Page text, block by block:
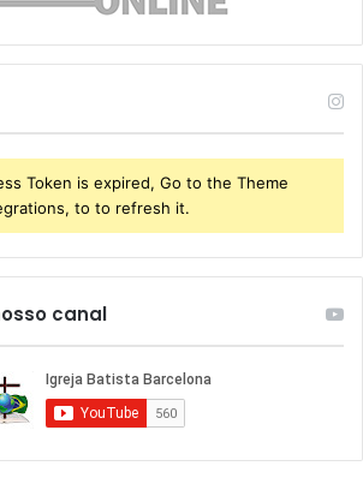
Token is expired, Go to the Theme
to to refresh it.
canal